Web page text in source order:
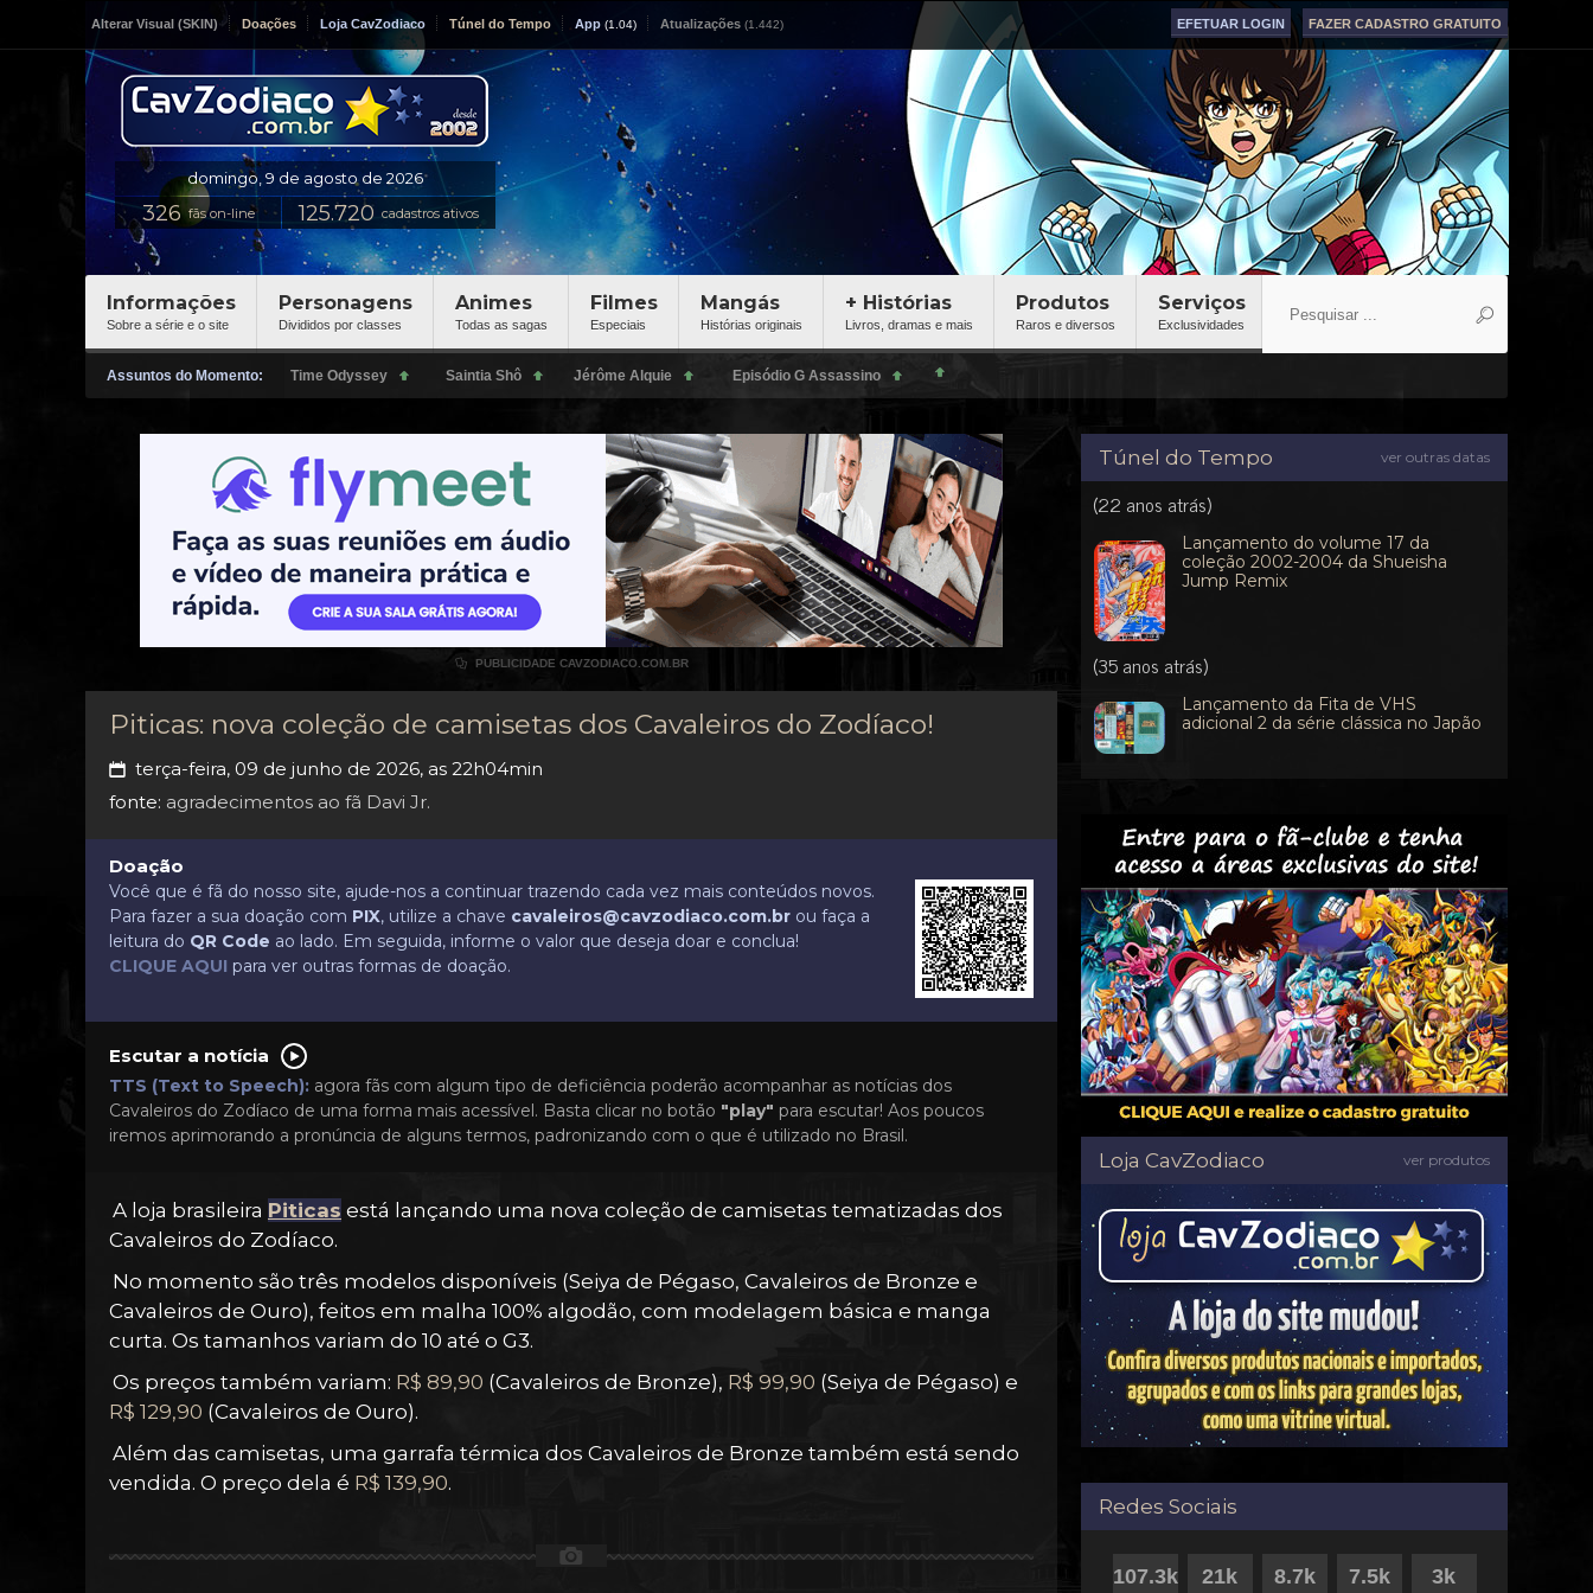
Alterar Visual (SKIN) Doações Loja CavZodiaco Túnel do Tempo App Atualizações EFETUAR LOGIN FAZER CADASTRO GRATUITO
fãs on-line cadastros ativos
Informações
Sobre a série e o site
Personagens
Divididos por classes
Animes
Todas as sagas
Filmes
Especiais
Mangás
Histórias originais
+ Histórias
Livros, dramas e mais
Produtos
Raros e diversos
Serviços
Exclusividades
Assuntos do Momento:
 PUBLICIDADE CAVZODIACO.COM.BR
Piticas: nova coleção de camisetas dos Cavaleiros do Zodíaco!
📅 terça-feira, 09 de junho de 2026, as 22h04min
fonte: agradecimentos ao fã Davi Jr.
Doação
Você que é fã do nosso site, ajude-nos a continuar trazendo cada vez mais conteúdos novos.
Para fazer a sua doação com PIX, utilize a chave cavaleiros@cavzodiaco.com.br ou faça a
leitura do QR Code ao lado. Em seguida, informe o valor que deseja doar e conclua!
CLIQUE AQUI para ver outras formas de doação.
Escutar a notícia
TTS (Text to Speech): agora fãs com algum tipo de deficiência poderão acompanhar as notícias dos
Cavaleiros do Zodíaco de uma forma mais acessível. Basta clicar no botão "play" para escutar! Aos poucos
iremos aprimorando a pronúncia de alguns termos, padronizando com o que é utilizado no Brasil.
A loja brasileira Piticas está lançando uma nova coleção de camisetas tematizadas dos
Cavaleiros do Zodíaco.
No momento são três modelos disponíveis (Seiya de Pégaso, Cavaleiros de Bronze e
Cavaleiros de Ouro), feitos em malha 100% algodão, com modelagem básica e manga
curta. Os tamanhos variam do 10 até o G3.
Os preços também variam: R$ 89,90 (Cavaleiros de Bronze), R$ 99,90 (Seiya de Pégaso) e
R$ 129,90 (Cavaleiros de Ouro).
Além das camisetas, uma garrafa térmica dos Cavaleiros de Bronze também está sendo
vendida. O preço dela é R$ 139,90.
📷
Túnel do Tempo ver outras datas
(22 anos atrás)
Lançamento do volume 17 da
coleção 2002-2004 da Shueisha
Jump Remix
(35 anos atrás)
Lançamento da Fita de VHS
adicional 2 da série clássica no Japão
Loja CavZodiaco ver produtos
Redes Sociais